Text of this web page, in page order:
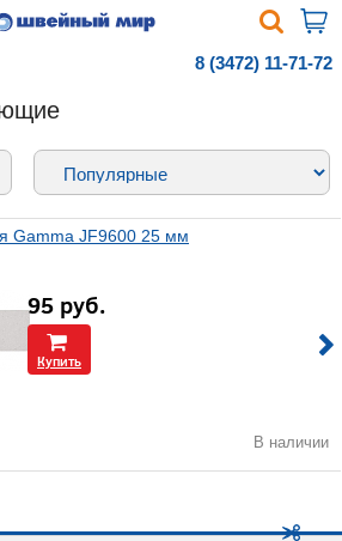
8 (3472) 11-71-72
Gamma JF9600 25 мм
95 руб.
Купить
В наличии